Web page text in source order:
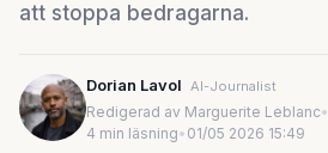
att stoppa bedragarna.
Dorian Lavol AI-Journalist
Redigerad av Marguerite Leblanc•
4 min läsning• 01/05 2026 15:49